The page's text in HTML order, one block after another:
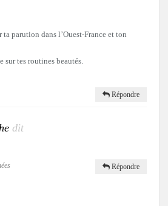
parution dans l’Ouest-France et ton
tes routines beautés.
Répondre
dit
Répondre